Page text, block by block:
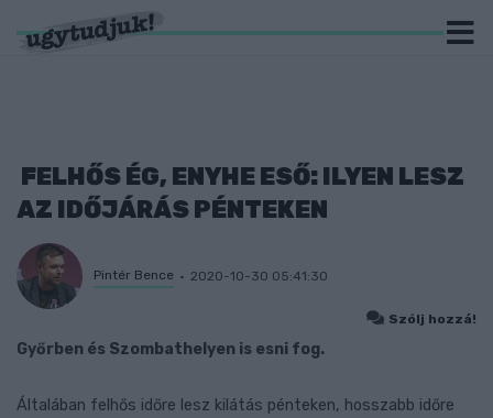
FELHŐS ÉG, ENYHE ESŐ: ILYEN LESZ
AZ IDŐJÁRÁS PÉNTEKEN
Pintér Bence 2020-10-30 05:41:30
Szólj hozzá!
Győrben és Szombathelyen is esni fog.
Általában felhős időre lesz kilátás pénteken, hosszabb időre